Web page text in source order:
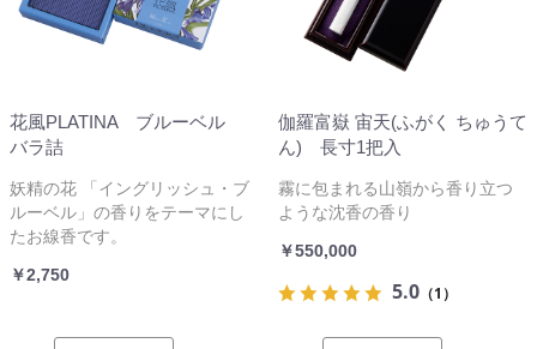
花風PLATINA ブルーベル
バラ詰
妖精の花 「イングリッシュ・ブ
ルーベル」の香りをテーマにし
たお線香です。
￥2,750
伽羅富嶽 宙天(ふがく ちゅうて
ん) 長寸1把入
霧に包まれる山嶺から香り立つ
ような沈香の香り
￥550,000
5.0 （1）